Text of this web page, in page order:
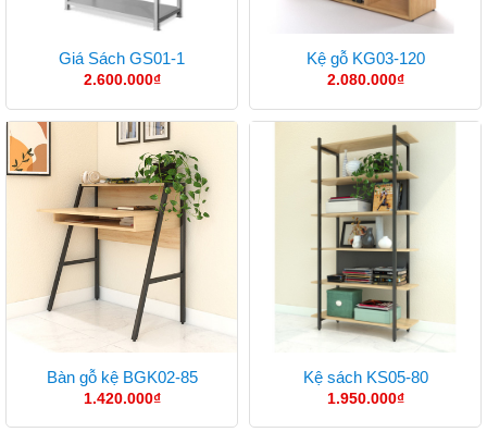
Giá Sách GS01-1
2.600.000₫
Kệ gỗ KG03-120
2.080.000₫
Bàn gỗ kệ BGK02-85
1.420.000₫
Kệ sách KS05-80
1.950.000₫